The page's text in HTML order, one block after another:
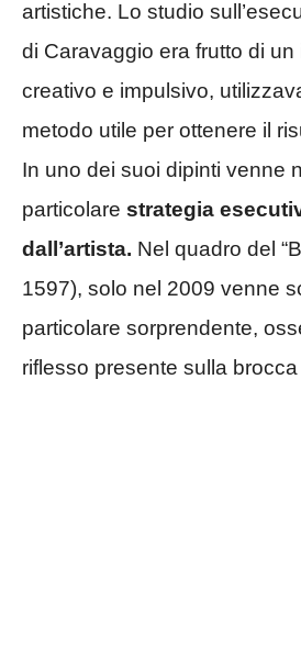
artistiche. Lo studio
di Caravaggio era frutto di
creativo e impulsivo,
metodo utile per ottenere il
In uno dei suoi dipinti venne
particolare strategia
dall’artista. Nel quadro del
1597), solo nel 2009 venne
particolare sorprendente,
riflesso presente sulla